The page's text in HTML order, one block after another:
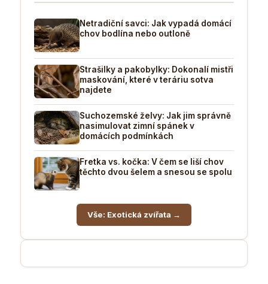
Netradiční savci: Jak vypadá domácí
chov bodlína nebo outloně
Strašilky a pakobylky: Dokonalí mistři
maskování, které v teráriu sotva
najdete
Suchozemské želvy: Jak jim správně
nasimulovat zimní spánek v
domácích podmínkách
Fretka vs. kočka: V čem se liší chov
těchto dvou šelem a snesou se spolu
Vše: Exotická zvířata →